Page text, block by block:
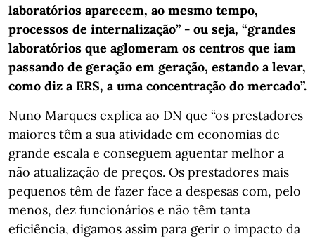
laboratórios aparecem, ao mesmo tempo,
processos de internalização” - ou seja, “grandes
laboratórios que aglomeram os centros que iam
passando de geração em geração, estando a levar,
como diz a ERS, a uma concentração do mercado”.
Nuno Marques explica ao DN que “os prestadores
maiores têm a sua atividade em economias de
grande escala e conseguem aguentar melhor a
não atualização de preços. Os prestadores mais
pequenos têm de fazer face a despesas com, pelo
menos, dez funcionários e não têm tanta
eficiência, digamos assim para gerir o impacto da